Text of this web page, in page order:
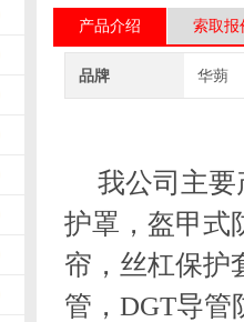
产品介绍 索取报
品牌 华蒴
我公司主要
护罩，盔甲式
帘，丝杠保护
管， DGT导管